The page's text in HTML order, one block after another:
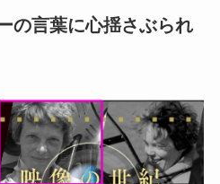
の言葉に心揺さぶられ